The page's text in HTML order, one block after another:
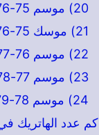
20) موسم 75-1976 | الأهلي | محمود الخطيب
21) موسك 75-1976 | الأهلي | محمود الخطيب
22) موسم 76-1977 | الترسانة | مصطفي رياض
23) موسم 77-1978 | إيسكو | حمدي نوح
24) موسم 78-1979 | الإسماعيلي | أسامة خليل
كم عدد الهاتريك